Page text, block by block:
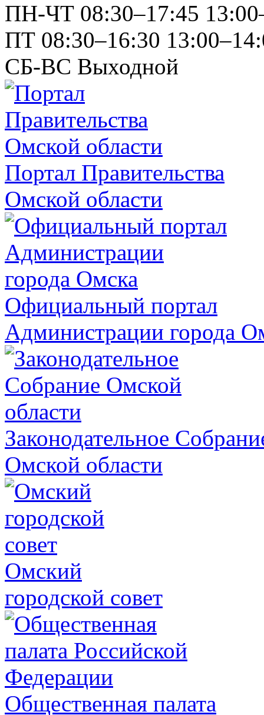
ПН-ЧТ 08:30–17:45
ПТ 08:30–16:30
СБ-ВС Выходной
Портал Правительства
Омской области
Официальный портал
Администрации города
Законодательное
Омской области
Омский
городской совет
Общественная палата